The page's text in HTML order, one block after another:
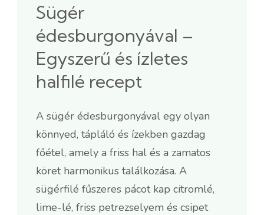
Sügér
édesburgonyával –
Egyszerű és ízletes
halfilé recept
A sügér édesburgonyával egy olyan
könnyed, tápláló és ízekben gazdag
főétel, amely a friss hal és a zamatos
köret harmonikus találkozása. A
sügérfilé fűszeres pácot kap citromlé,
lime-lé, friss petrezselyem és csipet